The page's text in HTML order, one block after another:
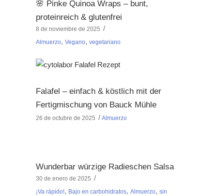
🌸 Pinke Quinoa Wraps – bunt,
proteinreich & glutenfrei
8 de noviembre de 2025
Almuerzo, Vegano, vegetariano
Falafel – einfach & köstlich mit der
Fertigmischung von Bauck Mühle
26 de octubre de 2025 Almuerzo
Wunderbar würzige Radieschen Salsa
30 de enero de 2025
¡Va rápido!, Bajo en carbohidratos, Almuerzo, sin